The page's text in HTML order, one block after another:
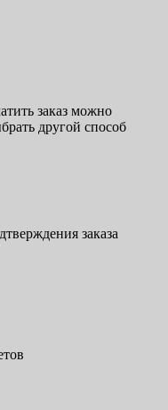
заказ можно
другой способ
заказа